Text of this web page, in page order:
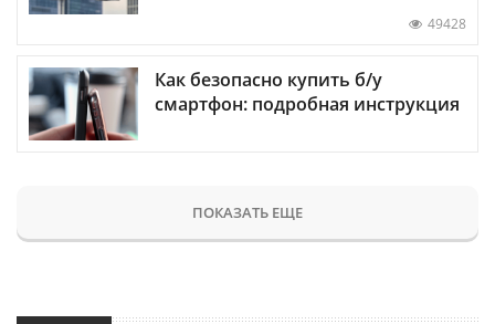
49428
Как безопасно купить б/у
смартфон: подробная инструкция
ПОКАЗАТЬ ЕЩЕ